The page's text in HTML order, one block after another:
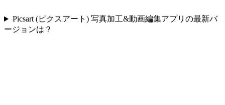
Picsart (ピクスアート) 写真加工&動画編集アプリの最新バ
ージョンは？